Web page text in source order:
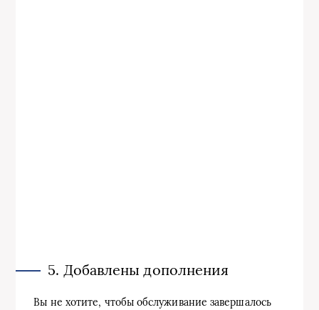
5. Добавлены дополнения
Вы не хотите, чтобы обслуживание завершалось